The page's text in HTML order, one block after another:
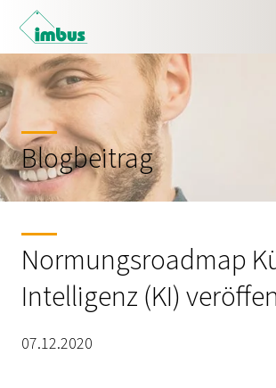
Blogbeitrag
Normungsroadmap
Intelligenz (KI)
07.12.2020